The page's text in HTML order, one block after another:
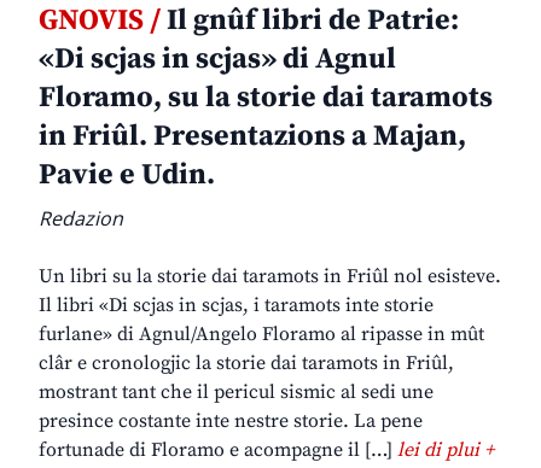
GNOVIS /Il gnûf libri de Patrie:
«Di scjas in scjas» di Agnul
Floramo, su la storie dai taramots
in Friûl. Presentazions a Majan,
Pavie e Udin.
Redazion
Un libri su la storie dai taramots in Friûl nol esisteve.
Il libri «Di scjas in scjas, i taramots inte storie
furlane» di Agnul/Angelo Floramo al ripasse in mût
clâr e cronologjic la storie dai taramots in Friûl,
mostrant tant che il pericul sismic al sedi une
presince costante inte nestre storie. La pene
fortunade di Floramo e acompagne il […] lei di plui +